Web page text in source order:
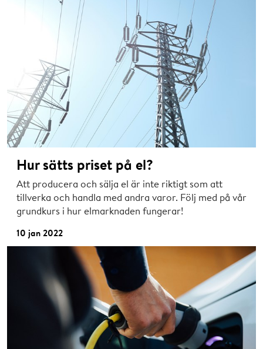
Hur sätts priset på el?
Att producera och sälja el är inte riktigt som att
tillverka och handla med andra varor. Följ med på vår
grundkurs i hur elmarknaden fungerar!
10 jan 2022